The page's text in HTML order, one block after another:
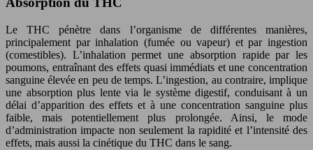
Le THC pénètre dans l’organisme de différentes manières,
principalement par inhalation (fumée ou vapeur) et par ingestion
(comestibles). L’inhalation permet une absorption rapide par les
poumons, entraînant des effets quasi immédiats et une concentration
sanguine élevée en peu de temps. L’ingestion, au contraire, implique
une absorption plus lente via le système digestif, conduisant à un
délai d’apparition des effets et à une concentration sanguine plus
faible, mais potentiellement plus prolongée. Ainsi, le mode
d’administration impacte non seulement la rapidité et l’intensité des
effets, mais aussi la cinétique du THC dans le sang.